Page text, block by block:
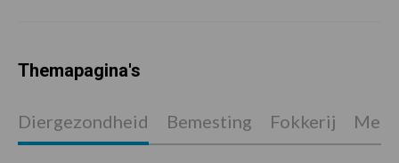
Themapagina's
Diergezondheid Bemesting Fokkerij